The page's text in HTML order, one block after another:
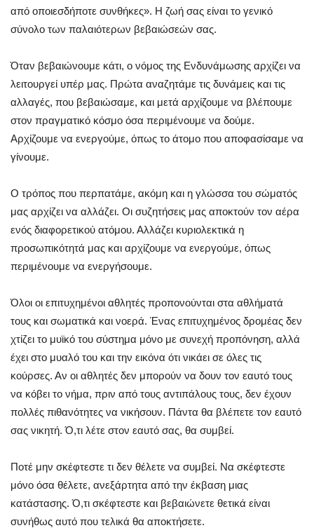
από οποιεσδήποτε συνθήκες». Η ζωή σας είναι το γενικό
σύνολο των παλαιότερων βεβαιώσεών σας.
Όταν βεβαιώνουμε κάτι, ο νόμος της Ενδυνάμωσης αρχίζει να
λειτουργεί υπέρ μας. Πρώτα αναζητάμε τις δυνάμεις και τις
αλλαγές, που βεβαιώσαμε, και μετά αρχίζουμε να βλέπουμε
στον πραγματικό κόσμο όσα περιμένουμε να δούμε.
Αρχίζουμε να ενεργούμε, όπως το άτομο που αποφασίσαμε να
γίνουμε.
Ο τρόπος που περπατάμε, ακόμη και η γλώσσα του σώματός
μας αρχίζει να αλλάζει. Οι συζητήσεις μας αποκτούν τον αέρα
ενός διαφορετικού ατόμου. Αλλάζει κυριολεκτικά η
προσωπικότητά μας και αρχίζουμε να ενεργούμε, όπως
περιμένουμε να ενεργήσουμε.
Όλοι οι επιτυχημένοι αθλητές προπονούνται στα αθλήματά
τους και σωματικά και νοερά. Ένας επιτυχημένος δρομέας δεν
χτίζει το μυϊκό του σύστημα μόνο με συνεχή προπόνηση, αλλά
έχει στο μυαλό του και την εικόνα ότι νικάει σε όλες τις
κούρσες. Αν οι αθλητές δεν μπορούν να δουν τον εαυτό τους
να κόβει το νήμα, πριν από τους αντιπάλους τους, δεν έχουν
πολλές πιθανότητες να νικήσουν. Πάντα θα βλέπετε τον εαυτό
σας νικητή. Ό,τι λέτε στον εαυτό σας, θα συμβεί.
Ποτέ μην σκέφτεστε τι δεν θέλετε να συμβεί. Να σκέφτεστε
μόνο όσα θέλετε, ανεξάρτητα από την έκβαση μιας
κατάστασης. Ό,τι σκέφτεστε και βεβαιώνετε θετικά είναι
συνήθως αυτό που τελικά θα αποκτήσετε.